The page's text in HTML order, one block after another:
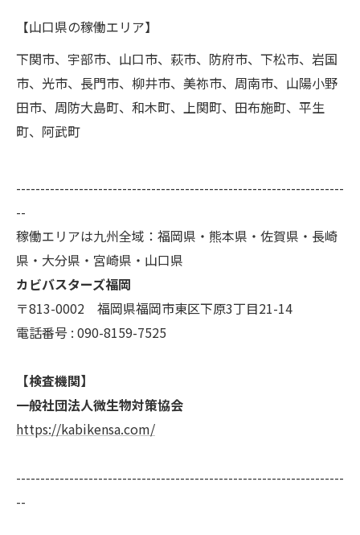
【山口県の稼働エリア】
下関市、宇部市、山口市、萩市、防府市、下松市、岩国
市、光市、長門市、柳井市、美祢市、周南市、山陽小野
田市、周防大島町、和木町、上関町、田布施町、平生
町、阿武町
--------------------------------------------------------------------
--
稼働エリアは九州全域：福岡県・熊本県・佐賀県・長崎
県・大分県・宮崎県・山口県
カビバスターズ福岡
〒813-0002 福岡県福岡市東区下原3丁目21-14
電話番号 : 090-8159-7525
【検査機関】
一般社団法人微生物対策協会
https://kabikensa.com/
--------------------------------------------------------------------
--